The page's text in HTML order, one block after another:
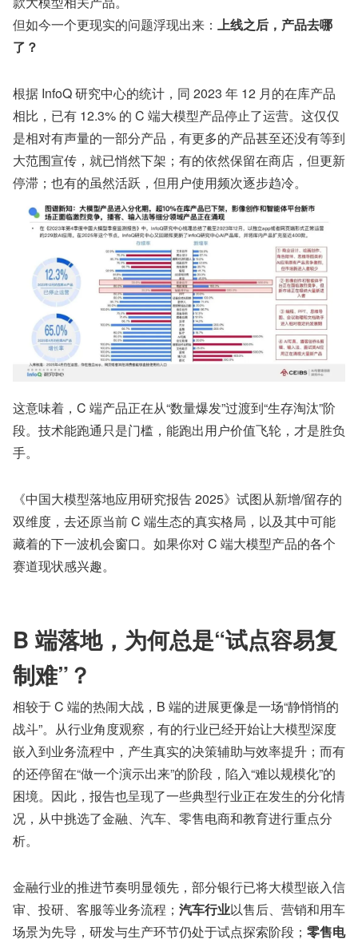
但如今一个更现实的问题浮现出来： 上线之后，产品去哪
了？
根据 InfoQ 研究中心的统计，同 2023 年 12 月的在库产品
相比，已有 12.3% 的 C 端大模型产品停止了运营。这仅仅
是相对有声量的一部分产品，有更多的产品甚至还没有等到
大范围宣传，就已悄然下架；有的依然保留在商店，但更新
停滞；也有的虽然活跃，但用户使用频次逐步趋冷。
这意味着，C 端产品正在从“数量爆发”过渡到“生存淘汰”阶
段。技术能跑通只是门槛，能跑出用户价值飞轮，才是胜负
手。
《中国大模型落地应用研究报告 2025》试图从新增/留存的
双维度，去还原当前 C 端生态的真实格局，以及其中可能
藏着的下一波机会窗口。如果你对 C 端大模型产品的各个
赛道现状感兴趣。
B 端落地，为何总是“试点容易复
制难”？
相较于 C 端的热闹大战，B 端的进展更像是一场“静悄悄的
战斗”。从行业角度观察，有的行业已经开始让大模型深度
嵌入到业务流程中，产生真实的决策辅助与效率提升；而有
的还停留在“做一个演示出来”的阶段，陷入“难以规模化”的
困境。因此，报告也呈现了一些典型行业正在发生的分化情
况，从中挑选了金融、汽车、零售电商和教育进行重点分
析。
金融行业的推进节奏明显领先，部分银行已将大模型嵌入信
审、投研、客服等业务流程； 汽车行业以售后、营销和用车
场景为先导，研发与生产环节仍处于试点探索阶段； 零售电